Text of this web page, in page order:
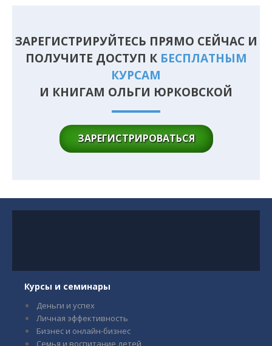
ЗАРЕГИСТРИРУЙТЕСЬ ПРЯМО СЕЙЧАС И
ПОЛУЧИТЕ ДОСТУП К БЕСПЛАТНЫМ
КУРСАМ
И КНИГАМ ОЛЬГИ ЮРКОВСКОЙ
ЗАРЕГИСТРИРОВАТЬСЯ
Курсы и семинары
Деньги и успех
Личная эффективность
Бизнес и онлайн-бизнес
Семья и воспитание детей